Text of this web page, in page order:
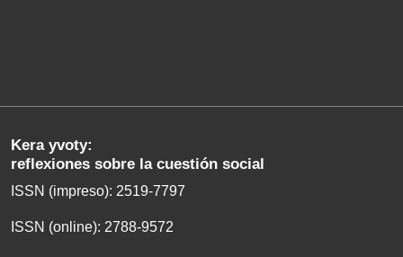
Kera yvoty:
reflexiones sobre la cuestión social
ISSN (impreso): 2519-7797
ISSN (online): 2788-9572